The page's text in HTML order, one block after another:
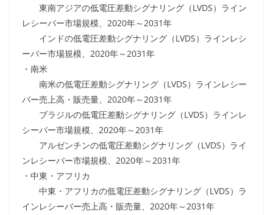
東南アジアの低電圧差動シグナリング（LVDS）ライン
レシーバー市場規模、2020年～2031年
インドの低電圧差動シグナリング（LVDS）ラインレシ
ーバー市場規模、2020年～2031年
・南米
南米の低電圧差動シグナリング（LVDS）ラインレシー
バー売上高・販売量、2020年～2031年
ブラジルの低電圧差動シグナリング（LVDS）ラインレ
シーバー市場規模、2020年～2031年
アルゼンチンの低電圧差動シグナリング（LVDS）ライ
ンレシーバー市場規模、2020年～2031年
・中東・アフリカ
中東・アフリカの低電圧差動シグナリング（LVDS）ラ
インレシーバー売上高・販売量、2020年～2031年